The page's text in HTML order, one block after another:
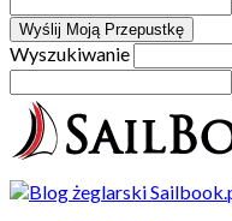
Wyszukiwanie